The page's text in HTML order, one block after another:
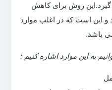
روش برای کاهش
این است که در اغلب موارد
باشد.
به این موارد اشاره کنیم :